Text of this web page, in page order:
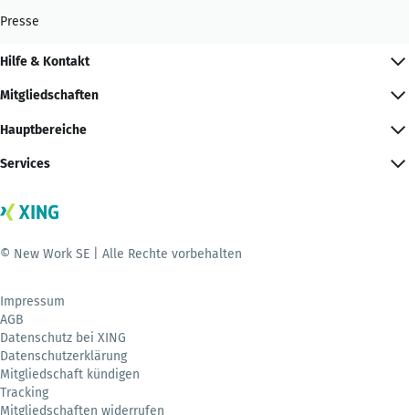
Presse
Hilfe & Kontakt
Mitgliedschaften
Hauptbereiche
Services
© New Work SE | Alle Rechte vorbehalten
Impressum
AGB
Datenschutz bei XING
Datenschutzerklärung
Mitgliedschaft kündigen
Tracking
Mitgliedschaften widerrufen